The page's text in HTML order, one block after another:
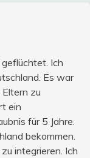
Ich
Es war
zu
ein
für 5 Jahre.
bekommen.
integrieren. Ich